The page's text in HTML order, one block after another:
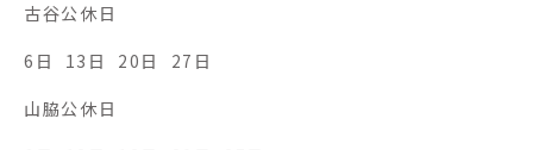
古谷公休日
6日 13日 20日 27日
山脇公休日